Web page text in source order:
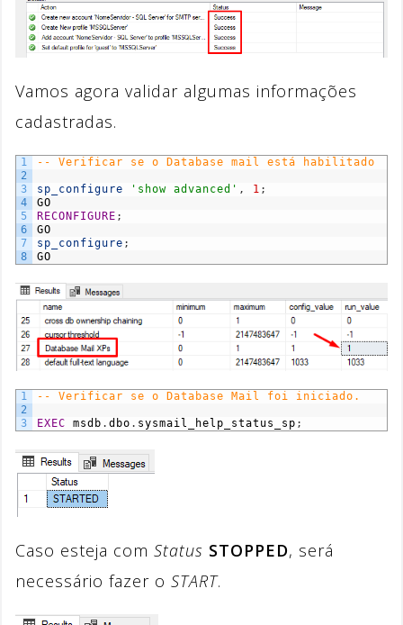
Vamos agora validar algumas informações
cadastradas.
1
2
3
4
5
6
7
8
-- Verificar se o Database mail está habilitado
sp_configure 'show advanced' , 1 ;
GO
RECONFIGURE ;
GO
sp_configure ;
GO
1
2
3
-- Verificar se o Database Mail foi iniciado.
EXEC msdb . dbo . sysmail_help_status_sp ;
Caso esteja com Status STOPPED, será
necessário fazer o START.